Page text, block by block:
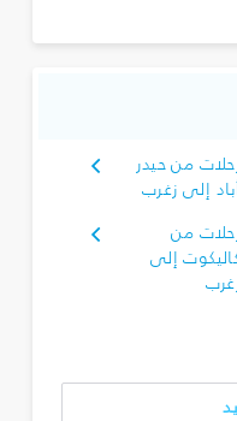
من حيدر
إلى زغرب
من
إلى